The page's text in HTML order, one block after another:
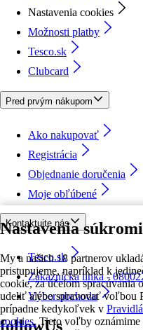
Nastavenia
My a našich 18 partnerov
pristupujeme, napríklad k
cookie, za účelom spracúvania
udeliť alebo spravovať voľbou
prípadne kedykoľvek v
cookies. Tieto voľby oznámime
Nastavenia cookies
Možnosti platby
Tesco.sk
Clubcard
Pred prvým nákupom
Ako nakupovať
Registrácia
Objednanie doručenia
Moje obľúbené
Kontaktujte nás
Tesco.sk
Zákaznícka linka -
Výber obchodu
followUs